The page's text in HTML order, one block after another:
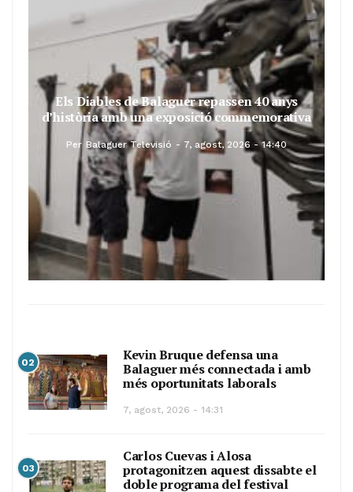
Els Diables de Balaguer repassen 40 anys
d’història amb una exposició commemorativa
Per Balaguer Televisió 7, agost, 2026 - 14:40
02
Kevin Bruque defensa una
Balaguer més connectada i amb
més oportunitats laborals
7, agost, 2026 - 14:31
03
Carlos Cuevas i Alosa
protagonitzen aquest dissabte el
doble programa del festival